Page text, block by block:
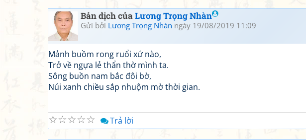
Bản dịch củaLương Trọng Nhàn
Gửi bởi Lương Trọng Nhàn ngày 19/08/2019 11:09
Mảnh buồm rong ruổi xứ nào,
Trở về ngựa lẻ thẩn thờ mình ta.
Sông buồn nam bắc đôi bờ,
Núi xanh chiều sắp nhuộm mờ thời gian.
☆
☆
☆
☆
☆ Trả lời